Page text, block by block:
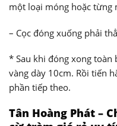
một loại móng hoặc từng
– Cọc đóng xuống phải
* Sau khi đóng xong toàn
vàng dày 10cm. Rồi tiến
phần tiếp theo.
Tân Hoàng Phát –